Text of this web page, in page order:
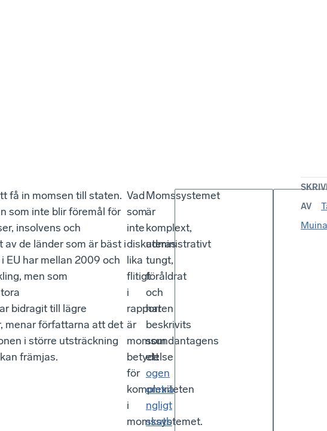
få in momsen till staten.
som inte blir föremål för
insolvens och
de länder som är bäst i
EU har mellan 2009 och
men som
bidragit till lägre
menar författarna att det
i större utsträckning
främjas.
Vad
som
inte
diskuteras
lika
flitigt
i
rapporten
är
momsundantagens
betydelse
för
komplexiteten
i
momssystemet.
Momssystemet
är
komplext,
administrativt
tungt,
föråldrat
och
har
beskrivits
som
ett
ogen
omträ
ngligt
skatb
AV